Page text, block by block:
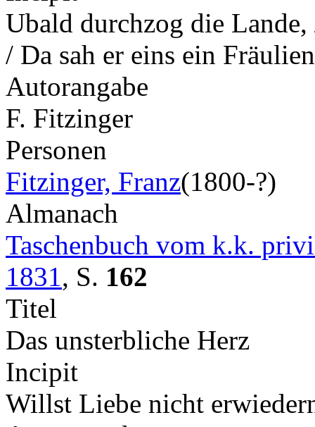
Ubald durchzog die
/ Da sah er eins ein
Autorangabe
F. Fitzinger
Personen
Fitzinger, Franz(1800-?)
Almanach
Taschenbuch vom k.k.
1831 , S. 162
Titel
Das unsterbliche Herz
Incipit
Willst Liebe nicht